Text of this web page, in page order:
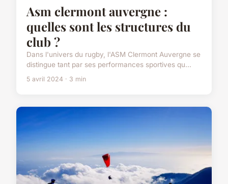
Asm clermont auvergne :
quelles sont les structures du
club ?
Dans l'univers du rugby, l'ASM Clermont Auvergne se
distingue tant par ses performances sportives qu...
5 avril 2024 · 3 min